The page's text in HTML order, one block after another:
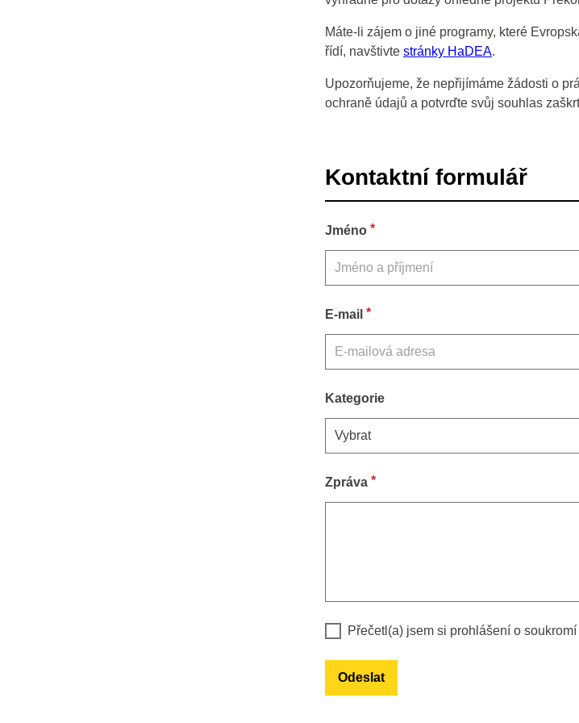
Máte-li zájem o jiné programy, které
řídí, navštivte stránky HaDEA.
Upozorňujeme, že nepřijímáme žádosti o
ochraně údajů a potvrďte svůj souhlas
Kontaktní formulář
Jméno *
E-mail *
Kategorie
Zpráva *
Přečetl(a) jsem si prohlášení o
Odeslat